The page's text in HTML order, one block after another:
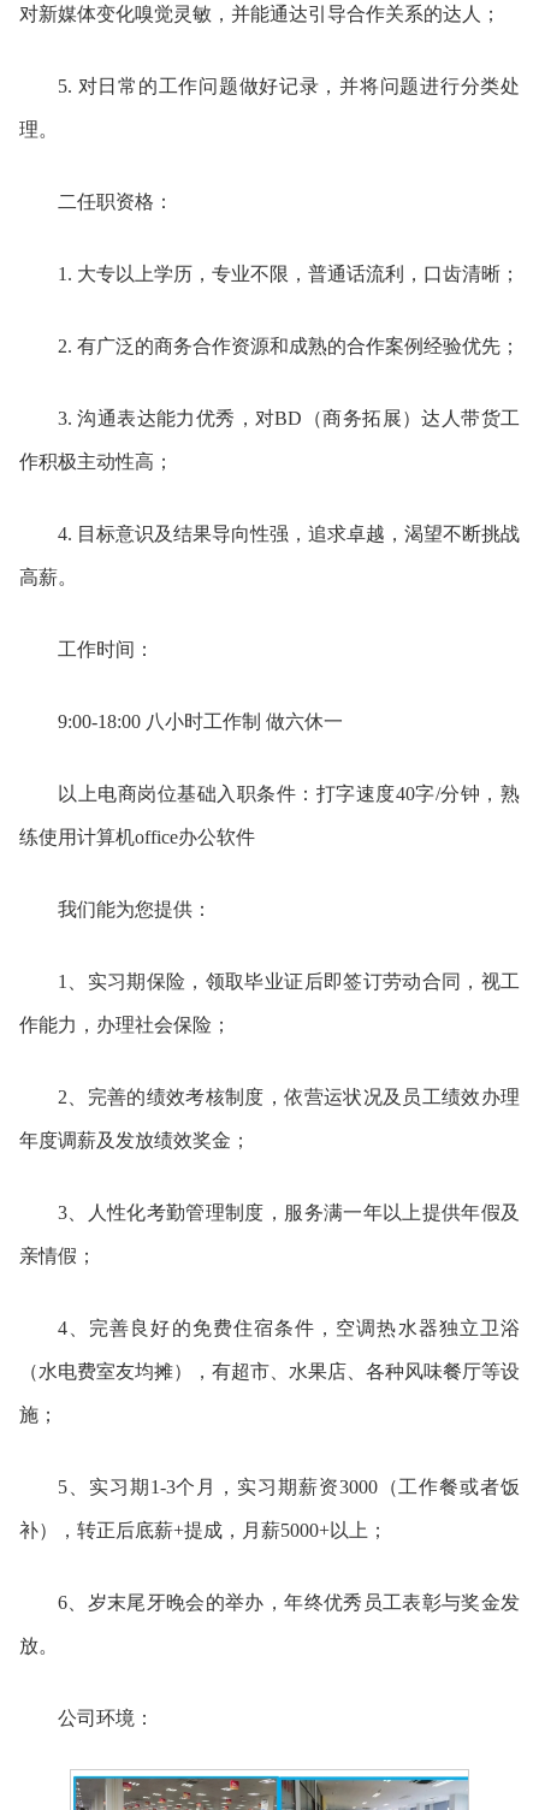
对新媒体变化嗅觉灵敏，并能通达引导合作关系的达人；
5. 对日常的工作问题做好记录，并将问题进行分类处
理。
二任职资格：
1. 大专以上学历，专业不限，普通话流利，口齿清晰；
2. 有广泛的商务合作资源和成熟的合作案例经验优先；
3. 沟通表达能力优秀，对BD（商务拓展）达人带货工
作积极主动性高；
4. 目标意识及结果导向性强，追求卓越，渴望不断挑战
高薪。
工作时间：
9:00-18:00 八小时工作制 做六休一
以上电商岗位基础入职条件： 打字速度40字/分钟，熟
练使用计算机office办公软件
我们能为您提供：
1、实习期保险，领取毕业证后即签订劳动合同，视工
作能力，办理社会保险；
2、完善的绩效考核制度，依营运状况及员工绩效办理
年度调薪及发放绩效奖金；
3、人性化考勤管理制度，服务满一年以上提供年假及
亲情假；
4、完善良好的免费住宿条件，空调热水器独立卫浴
（水电费室友均摊），有超市、水果店、各种风味餐厅等设
施；
5、实习期1-3个月，实习期薪资3000（工作餐或者饭
补），转正后底薪+提成，月薪5000+以上；
6、岁末尾牙晚会的举办，年终优秀员工表彰与奖金发
放。
公司环境：